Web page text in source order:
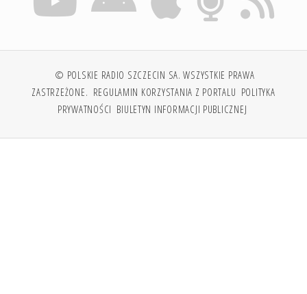
© POLSKIE RADIO SZCZECIN SA. WSZYSTKIE PRAWA
ZASTRZEŻONE. REGULAMIN KORZYSTANIA Z PORTALU POLITYKA
PRYWATNOŚCI BIULETYN INFORMACJI PUBLICZNEJ